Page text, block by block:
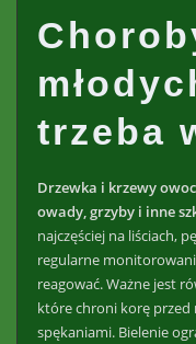
trzeba
Drzewka i krzewy
owady, grzyby i inne
najczęściej na liściach,
regularne
reagować. Ważne jest
które chroni korę przed
spękaniami. Bielenie